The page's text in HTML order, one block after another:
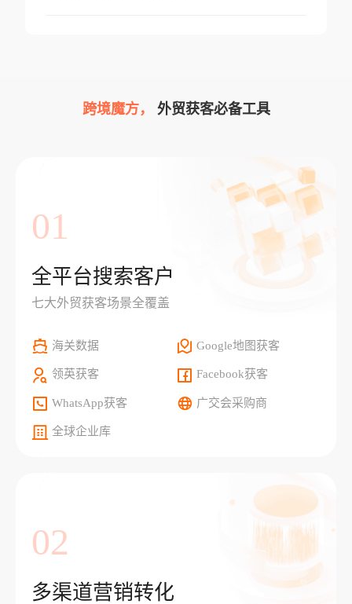
跨境魔方， 外贸获客必备工具
01
全平台搜索客户
七大外贸获客场景全覆盖
海关数据 Google地图获客
领英获客 Facebook获客
WhatsApp获客 广交会采购商
全球企业库
02
多渠道营销转化